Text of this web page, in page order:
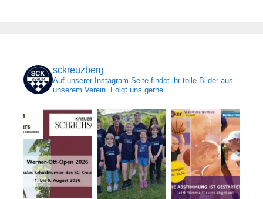
sckreuzberg
Auf unserer Instagram-Seite findet ihr tolle Bilder aus
unserem Verein. Folgt uns gerne.